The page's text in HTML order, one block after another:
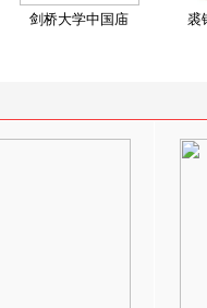
剑桥大学中国庙 裘